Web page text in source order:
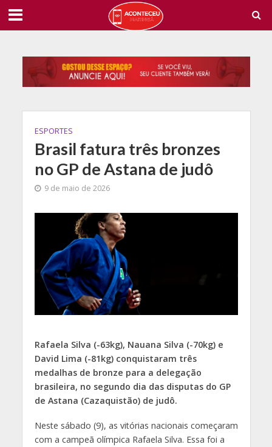
ESPORTES
Brasil fatura três bronzes
no GP de Astana de judô
9 de maio de 2026
Rafaela Silva (-63kg), Nauana Silva (-70kg) e
David Lima (-81kg) conquistaram três
medalhas de bronze para a delegação
brasileira, no segundo dia das disputas do GP
de Astana (Cazaquistão) de judô.
Neste sábado (9), as vitórias nacionais começaram
com a campeã olímpica Rafaela Silva. Essa foi a